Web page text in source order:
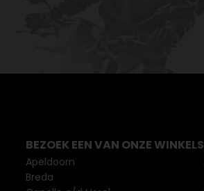
BEZOEK EEN VAN ONZE WINKELS
Apeldoorn
Breda